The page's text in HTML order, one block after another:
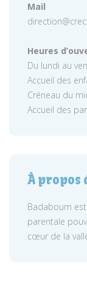
Mail
Heures
Du lundi au
Accueil des
Créneau du
Accueil des
À propos
Badaboum
parentale
cœur de la